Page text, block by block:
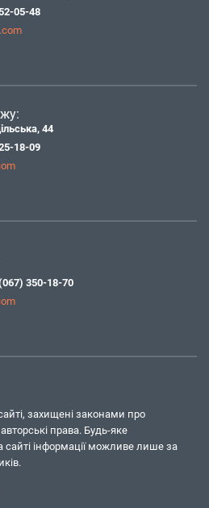
05-48
44
18-09
350-18-70
захищені законами про
права. Будь-яке
сайті інформації можливе лише за